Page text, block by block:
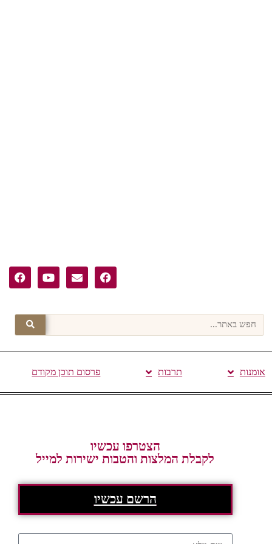
אומנות תרבות פרסום תוכן מקודם
הצטרפו עכשיו
לקבלת המלצות והטבות ישירות למייל
הרשם עכשיו